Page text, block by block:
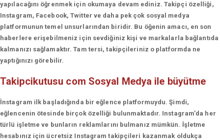
yapılacağını öğrenmek için okumaya devam ediniz. Takipçi özelliği,
Instagram, Facebook, Twitter ve daha pek çok sosyal medya
platformunun temel unsurlarından biridir. Bu öğenin amacı, en son
haberlere erişebilmeniz için sevdiğiniz kişi ve markalarla bağlantıda
kalmanızı sağlamaktır. Tam tersi, takipçileriniz o platformda ne
yaptığınızı görebilir.
Takipcikutusu com Sosyal Medya ile büyütme
İnstagram ilk başladığında bir eğlence platformuydu. Şimdi,
eğlencenin ötesinde birçok özelliği bulunmaktadır. Instagram'da her
türlü işletme ve bunların reklamlarını bulmanız mümkün. İşletme
hesabınız için ücretsiz Instagram takipçileri kazanmak oldukça